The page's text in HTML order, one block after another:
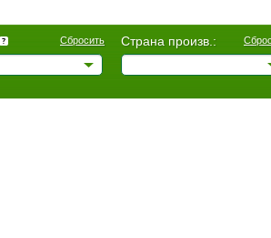
Сбросить Страна произв.: